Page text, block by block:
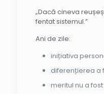
„Dacă cineva
fentat sistemul.”
Ani de zile:
inițiativa
diferențierea a
meritul nu a